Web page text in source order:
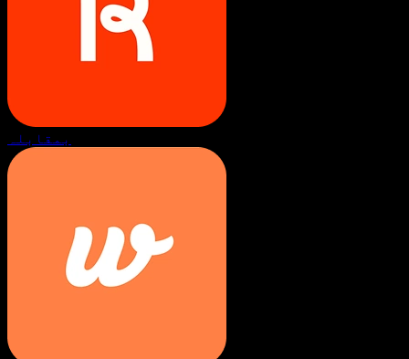
بمقابلہ